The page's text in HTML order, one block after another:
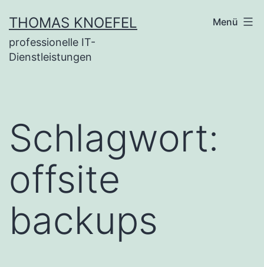
Inhalt
springen
THOMAS KNOEFEL
professionelle IT-
Dienstleistungen
Menü
Schlagwort:
offsite
backups